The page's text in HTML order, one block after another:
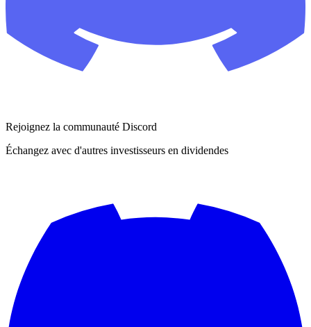
Rejoignez la communauté Discord
Échangez avec d'autres investisseurs en dividendes